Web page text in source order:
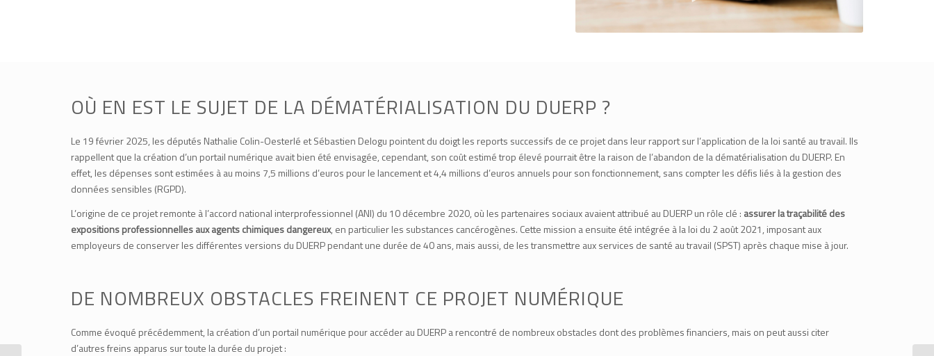
OÙ EN EST LE SUJET DE LA DÉMATÉRIALISATION DU DUERP ?
Le 19 février 2025, les députés Nathalie Colin-Oesterlé et Sébastien Delogu pointent du doigt les reports successifs de ce projet dans leur rapport sur l’application de la loi santé au travail. Ils
rappellent que la création d’un portail numérique avait bien été envisagée, cependant, son coût estimé trop élevé pourrait être la raison de l’abandon de la dématérialisation du DUERP. En
effet, les dépenses sont estimées à au moins 7,5 millions d’euros pour le lancement et 4,4 millions d’euros annuels pour son fonctionnement, sans compter les défis liés à la gestion des
données sensibles (RGPD).
L’origine de ce projet remonte à l’accord national interprofessionnel (ANI) du 10 décembre 2020, où les partenaires sociaux avaient attribué au DUERP un rôle clé : assurer la traçabilité des
expositions professionnelles aux agents chimiques dangereux, en particulier les substances cancérogènes. Cette mission a ensuite été intégrée à la loi du 2 août 2021, imposant aux
employeurs de conserver les différentes versions du DUERP pendant une durée de 40 ans, mais aussi, de les transmettre aux services de santé au travail (SPST) après chaque mise à jour.
DE NOMBREUX OBSTACLES FREINENT CE PROJET NUMÉRIQUE
Comme évoqué précédemment, la création d’un portail numérique pour accéder au DUERP a rencontré de nombreux obstacles dont des problèmes financiers, mais on peut aussi citer
d’autres freins apparus sur toute la durée du projet :